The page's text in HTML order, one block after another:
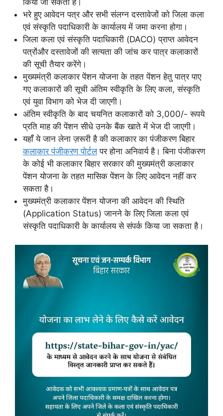
भरे हुए आवेदन पत्र और सभी संलग्न दस्तावेजों को जिला कला
एवं संस्कृति पदाधिकारी के कार्यालय में जमा करना होगा।
जिला कला एवं संस्कृति पदाधिकारी (DACO) प्राप्त आवेदन
पत्रोंऔर दस्तावेजों की सत्यता की जांच कर पात्र कलाकारों
की सूची तैयार करेंगे।
मुख्यमंत्री कलाकार पेंशन योजना के तहत पेंशन हेतु पात्र पाए
गए कलाकारों की सूची अंतिम स्वीकृति के लिए कला, संस्कृति
एवं युवा विभाग को भेज दी जाएगी।
अंतिम स्वीकृति के बाद चयनित कलाकारों को 3,000/- रूपये
प्रति माह की पेंशन सीधे उनके बैंक खाते में भेज दी जाएगी।
यहाँ ये जान लेना ज़रूरी है की कलाकार का पंजीकरण बिहार
कलाकार पंजीकरण पोर्टलपर होना अनिवार्य है। बिना पंजीकरण
के कोई भी कलाकार बिहार सरकार की मुख्यमंत्री कलाकार
पेंशन योजना के तहत मासिक पेंशन के लिए आवेदन नहीं कर
सकता है।
मुख्यमंत्री कलाकार पेंशन योजना की आवेदन की स्थिति
(Application Status) जानने के लिए जिला कला एवं
संस्कृति पदाधिकारी के कार्यालय से संपर्क किया जा सकता है।